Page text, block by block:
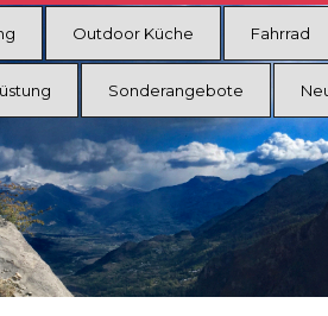
Outdoor Küche Fahrrad
Sonderangebote